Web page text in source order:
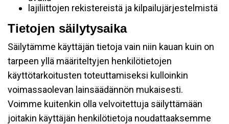
lajiliittojen rekistereistä ja kilpailujärjestelmistä
Tietojen säilytysaika
Säilytämme käyttäjän tietoja vain niin kauan kuin on
tarpeen yllä määriteltyjen henkilötietojen
käyttötarkoitusten toteuttamiseksi kulloinkin
voimassaolevan lainsäädännön mukaisesti.
Voimme kuitenkin olla velvoitettuja säilyttämään
joitakin käyttäjän henkilötietoja noudattaaksemme